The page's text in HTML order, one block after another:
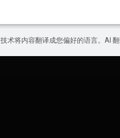
术将内容翻译成您偏好的语言。AI 翻